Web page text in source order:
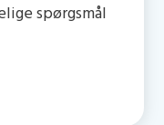
spørgsmål